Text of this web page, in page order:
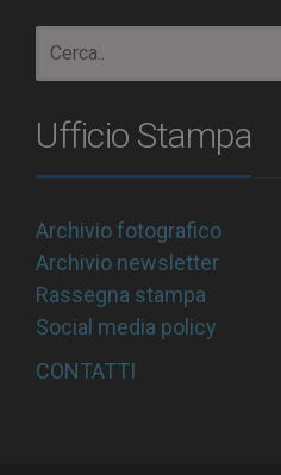
Ufficio Stampa
Archivio fotografico
Archivio newsletter
Rassegna stampa
Social media policy
CONTATTI